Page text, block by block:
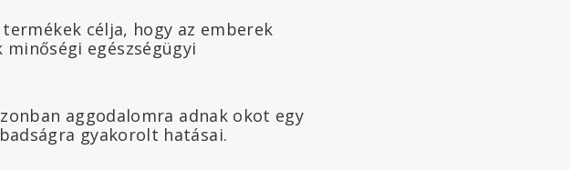
célja, hogy az emberek
egészségügyi
aggodalomra adnak okot egy
gyakorolt hatásai.